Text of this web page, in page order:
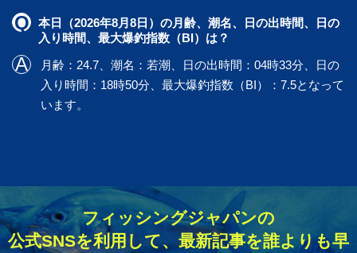
本日（2026年8月8日）の月齢、潮名、日の出時間、日の
入り時間、最大爆釣指数（BI）は？
月齢：24.7、潮名：若潮、日の出時間：04時33分、日の
入り時間：18時50分、最大爆釣指数（BI）：7.5となって
います。
フィッシングジャパンの
公式SNSを利用して、最新記事を誰よりも早